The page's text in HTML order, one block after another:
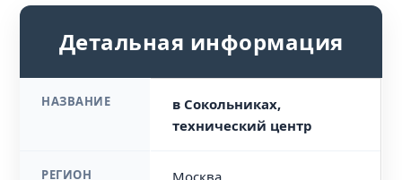
Детальная информация
НАЗВАНИЕ
в Сокольниках,
технический центр
РЕГИОН Москва